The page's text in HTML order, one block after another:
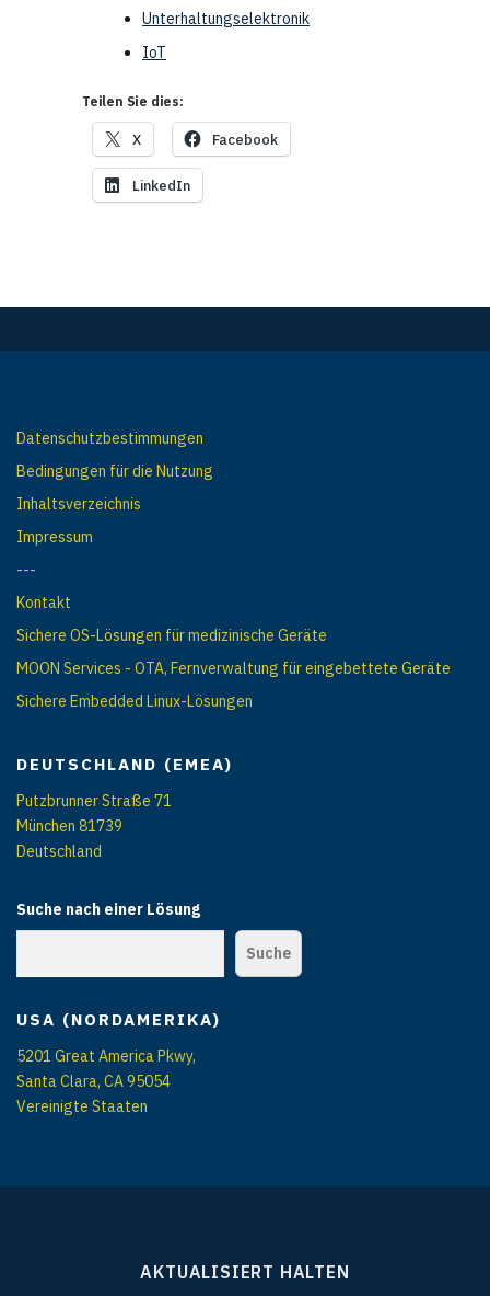
Unterhaltungselektronik
IoT
Teilen Sie dies:
X Facebook
LinkedIn
Datenschutzbestimmungen
Bedingungen für die Nutzung
Inhaltsverzeichnis
Impressum
---
Kontakt
Sichere OS-Lösungen für medizinische Geräte
MOON Services - OTA, Fernverwaltung für eingebettete Geräte
Sichere Embedded Linux-Lösungen
DEUTSCHLAND (EMEA)
Putzbrunner Straße 71
München 81739
Deutschland
Suche nach einer Lösung
Suche
USA (NORDAMERIKA)
5201 Great America Pkwy,
Santa Clara, CA 95054
Vereinigte Staaten
AKTUALISIERT HALTEN